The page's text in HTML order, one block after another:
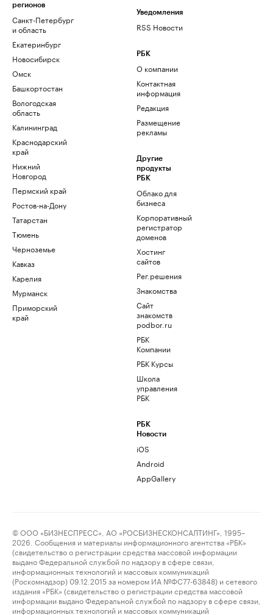
регионов
Санкт-Петербург
и область
Екатеринбург
Новосибирск
Омск
Башкортостан
Вологодская
область
Калининград
Краснодарский
край
Нижний
Новгород
Пермский край
Ростов-на-Дону
Татарстан
Тюмень
Черноземье
Кавказ
Карелия
Мурманск
Приморский
край
Уведомления
RSS Новости
РБК
О компании
Контактная
информация
Редакция
Размещение
рекламы
Другие
продукты
РБК
Облако для
бизнеса
Корпоративный
регистратор
доменов
Хостинг
сайтов
Рег.решения
Знакомства
Сайт
знакомств
podbor.ru
РБК
Компании
РБК Курсы
Школа
управления
РБК
РБК
Новости
iOS
Android
AppGallery
© ООО «БИЗНЕСПРЕСС», АО «РОСБИЗНЕСКОНСАЛТИНГ», 1995–
2026. Сообщения и материалы информационного агентства «РБК»
(свидетельство о регистрации средства массовой информации
выдано Федеральной службой по надзору в сфере связи,
информационных технологий и массовых коммуникаций
(Роскомнадзор) 09.12.2015 за номером ИА №ФС77-63848) и сетевого
издания «РБК» (свидетельство о регистрации средства массовой
информации выдано Федеральной службой по надзору в сфере связи,
информационных технологий и массовых коммуникаций